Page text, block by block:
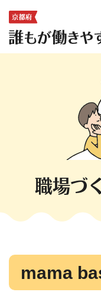
職場づ
mama